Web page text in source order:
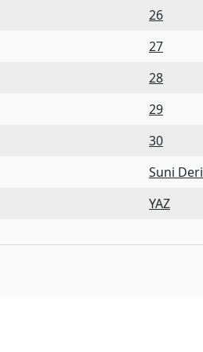
26
27
28
29
30
Suni Deri
YAZ